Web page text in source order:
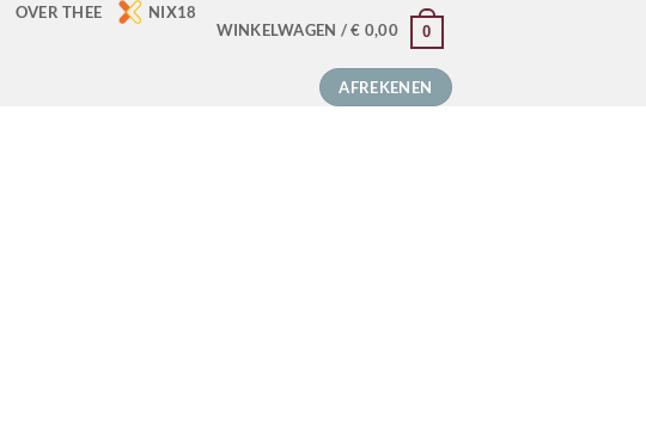
OVER THEE NIX18
WINKELWAGEN /€ 0,00 0
AFREKENEN